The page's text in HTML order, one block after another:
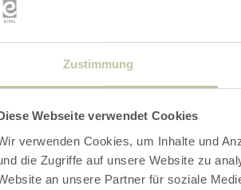
Zustimmung
Webseite verwendet Cookies
verwenden Cookies, um Inhalte und
die Zugriffe auf unsere Website zu
an unsere Partner für soziale